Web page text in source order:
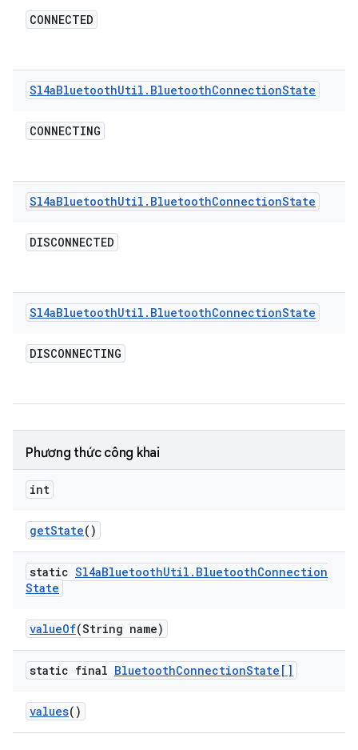
CONNECTED
Sl4aBluetoothUtil . BluetoothConnectionState
CONNECTING
Sl4aBluetoothUtil . BluetoothConnectionState
DISCONNECTED
Sl4aBluetoothUtil . BluetoothConnectionState
DISCONNECTING
Phương thức công khai
int
getState()
static Sl4aBluetoothUtil . BluetoothConnection
State
valueOf(String name)
static final BluetoothConnectionState[]
values()